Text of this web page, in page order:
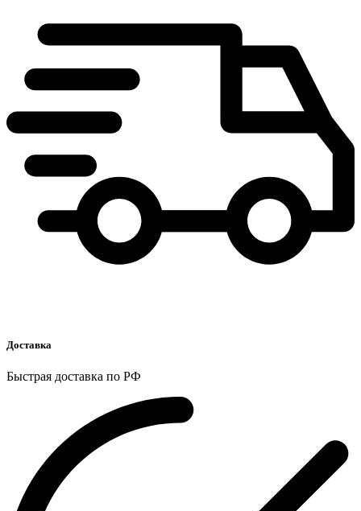
Доставка
Быстрая доставка по РФ